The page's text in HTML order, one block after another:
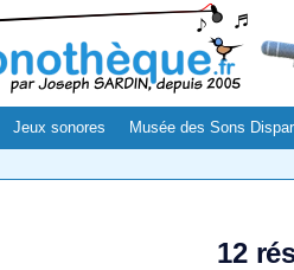
Jeux sonores Musée des Sons
12